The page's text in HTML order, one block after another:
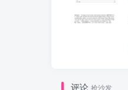
评论 抢沙发